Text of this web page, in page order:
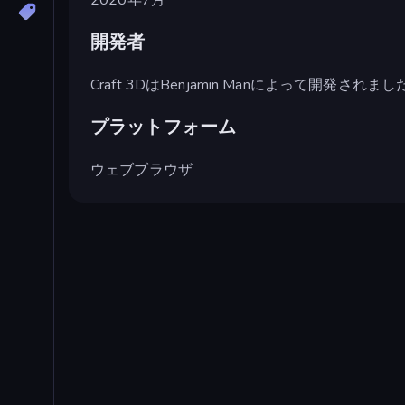
開発者
Craft 3DはBenjamin Manによって開発されまし
プラットフォーム
ウェブブラウザ